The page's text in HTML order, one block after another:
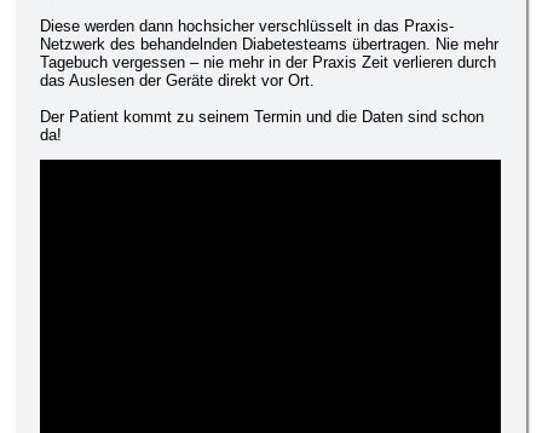
Diese werden dann hochsicher verschlüsselt in das Praxis-
Netzwerk des behandelnden Diabetesteams übertragen. Nie mehr
Tagebuch vergessen – nie mehr in der Praxis Zeit verlieren durch
das Auslesen der Geräte direkt vor Ort.
Der Patient kommt zu seinem Termin und die Daten sind schon
da!